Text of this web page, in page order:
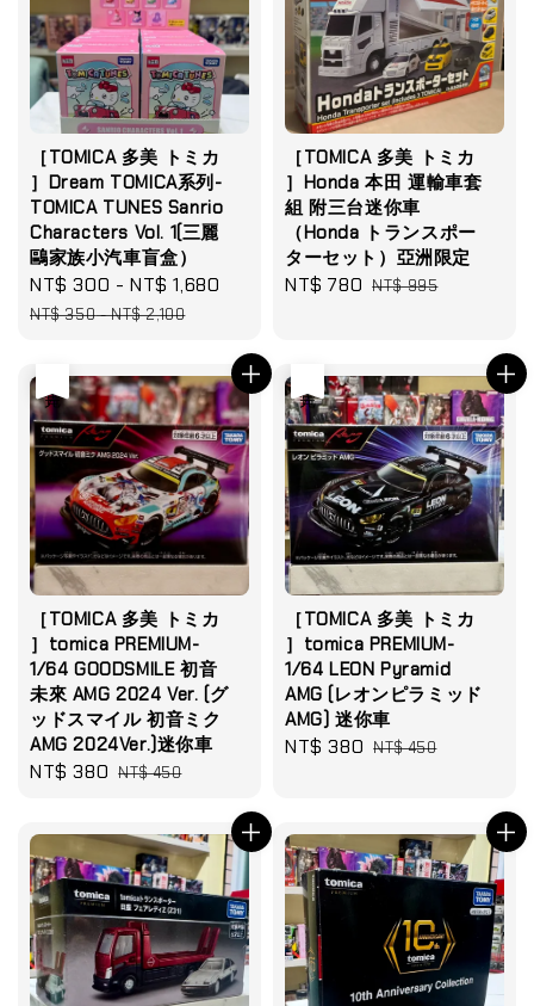
［TOMICA 多美 トミカ
］Dream TOMICA系列-
TOMICA TUNES Sanrio
Characters Vol. 1(三麗
鷗家族小汽車盲盒）
Sale
price
NT$ 300 -NT$ 1,680
Regular
NT$ 350-NT$ 2,100
［TOMICA 多美 トミカ
］Honda 本田 運輸車套
組 附三台迷你車
（Honda トランスポー
ターセット）亞洲限定
Sale
NT$ 780 Regular
NT$ 995
［TOMICA 多美 トミカ
］tomica PREMIUM-
1/64 GOODSMILE 初音
未來 AMG 2024 Ver. (グ
ッドスマイル 初音ミク
AMG 2024Ver.)迷你車
Sale
NT$ 380 Regular
NT$ 450
［TOMICA 多美 トミカ
］tomica PREMIUM-
1/64 LEON Pyramid
AMG (レオンピラミッド
AMG) 迷你車
Sale
NT$ 380 Regular
NT$ 450